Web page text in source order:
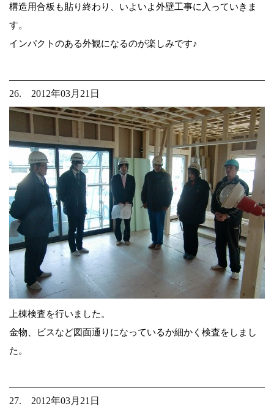
構造用合板も貼り終わり、いよいよ外壁工事に入っていきま
す。
インパクトのある外観になるのが楽しみです♪
26. 2012年03月21日
上棟検査を行いました。
金物、ビスなど図面通りになっているか細かく検査をしまし
た。
27. 2012年03月21日